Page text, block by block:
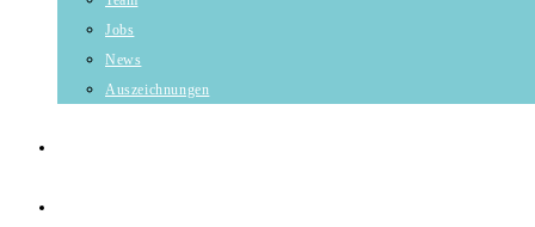
Jobs
News
Auszeichnungen